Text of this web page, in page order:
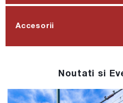
Accesorii
Noutati si